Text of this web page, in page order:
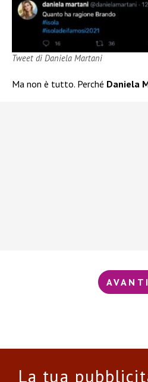
Tweet di Daniela Martani
Ma non è tutto. Perché Daniela
AVANTI
La tua